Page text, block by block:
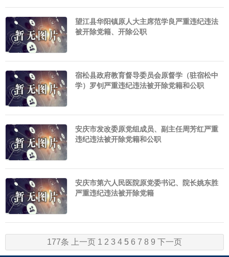
望江县华阳镇原人大主席范学良严重违纪违法
被开除党籍、开除公职
宿松县政府教育督导委员会原督学（驻宿松中
学）罗钊严重违纪违法被开除党籍和公职
安庆市发改委原党组成员、副主任周芳红严重
违纪违法被开除党籍和公职
安庆市第六人民医院原党委书记、院长姚东胜
严重违纪违法被开除党籍
177条 上一页 1 2 3 4 5 6 7 8 9 下一页